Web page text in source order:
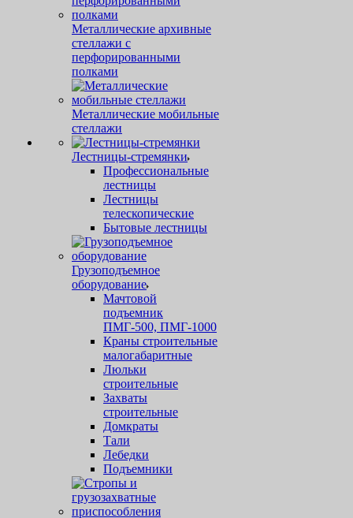
Металлические архивные
стеллажи с
перфорированными
полками
Металлические мобильные
стеллажи
Лестницы-стремянки
Профессиональные
лестницы
Лестницы
телескопические
Бытовые лестницы
Грузоподъемное
оборудование
Мачтовой
подъемник
ПМГ-500, ПМГ-1000
Краны строительные
малогабаритные
Люльки
строительные
Захваты
строительные
Домкраты
Тали
Лебедки
Подъемники